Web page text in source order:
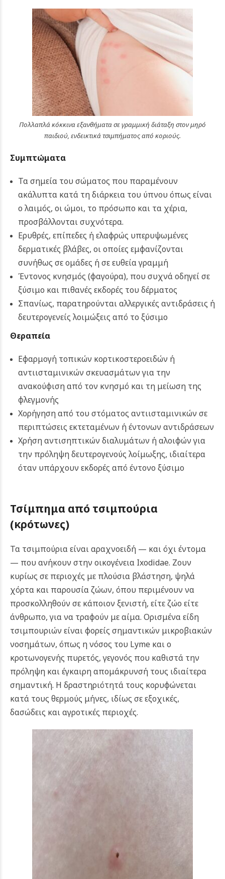
Πολλαπλά κόκκινα εξανθήματα σε γραμμική διάταξη στον μηρό
παιδιού, ενδεικτικά τσιμπήματος από κοριούς.
Συμπτώματα
Τα σημεία του σώματος που παραμένουν
ακάλυπτα κατά τη διάρκεια του ύπνου όπως είναι
ο λαιμός, οι ώμοι, το πρόσωπο και τα χέρια,
προσβάλλονται συχνότερα.
Ερυθρές, επίπεδες ή ελαφρώς υπερυψωμένες
δερματικές βλάβες, οι οποίες εμφανίζονται
συνήθως σε ομάδες ή σε ευθεία γραμμή
Έντονος κνησμός (φαγούρα), που συχνά οδηγεί σε
ξύσιμο και πιθανές εκδορές του δέρματος
Σπανίως, παρατηρούνται αλλεργικές αντιδράσεις ή
δευτερογενείς λοιμώξεις από το ξύσιμο
Θεραπεία
Εφαρμογή τοπικών κορτικοστεροειδών ή
αντιισταμινικών σκευασμάτων για την
ανακούφιση από τον κνησμό και τη μείωση της
φλεγμονής
Χορήγηση από του στόματος αντιισταμινικών σε
περιπτώσεις εκτεταμένων ή έντονων αντιδράσεων
Χρήση αντισηπτικών διαλυμάτων ή αλοιφών για
την πρόληψη δευτερογενούς λοίμωξης, ιδιαίτερα
όταν υπάρχουν εκδορές από έντονο ξύσιμο
Τσίμπημα από τσιμπούρια
(κρότωνες)
Τα τσιμπούρια είναι αραχνοειδή — και όχι έντομα
— που ανήκουν στην οικογένεια Ixodidae. Ζουν
κυρίως σε περιοχές με πλούσια βλάστηση, ψηλά
χόρτα και παρουσία ζώων, όπου περιμένουν να
προσκολληθούν σε κάποιον ξενιστή, είτε ζώο είτε
άνθρωπο, για να τραφούν με αίμα. Ορισμένα είδη
τσιμπουριών είναι φορείς σημαντικών μικροβιακών
νοσημάτων, όπως η νόσος του Lyme και ο
κροτωνογενής πυρετός, γεγονός που καθιστά την
πρόληψη και έγκαιρη απομάκρυνσή τους ιδιαίτερα
σημαντική. Η δραστηριότητά τους κορυφώνεται
κατά τους θερμούς μήνες, ιδίως σε εξοχικές,
δασώδεις και αγροτικές περιοχές.